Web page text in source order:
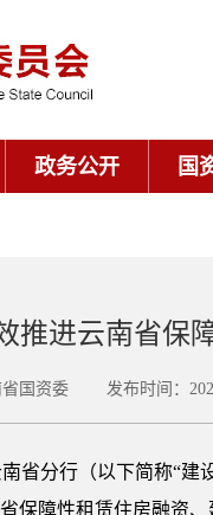
政务公开 国
推进云南省保
省国资委 发布时间：
省分行（以下简称“建
保障性租赁住房融资、